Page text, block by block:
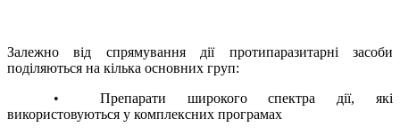
Залежно від спрямування дії протипаразитарні засоби
поділяються на кілька основних груп:
•
Препарати широкого спектра дії, які
використовуються у комплексних програмах